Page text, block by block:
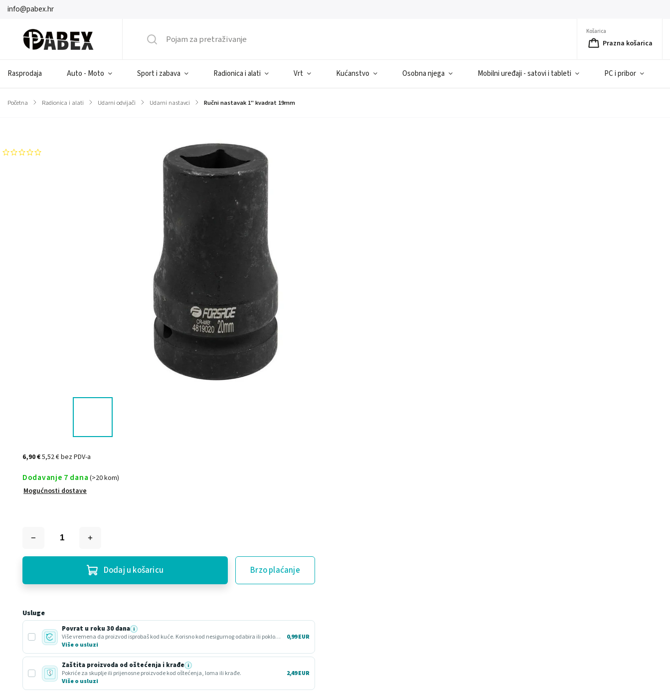
info@pabex.hr
Košarica
Prazna košarica
Rasprodaja Auto - Moto Sport i zabava Radionica i alati Vrt Kućanstvo Osobna njega Mobilni uređaji - satovi i tableti PC i pribor
Početna / Radionica i alati / Udarni odvijači / Udarni nastavci / Ručni nastavak 1" kvadrat 19mm
6,90 €5,52 € bez PDV-a
Dodavanje 7 dana (>20 kom)
Mogućnosti dostave
Dodaj u košaricu Brzo plaćanje
Usluge
Povrat u roku 30 dana i
Više vremena da proizvod isprobaš kod kuće. Korisno kod nesigurnog odabira ili poklona.
Više o usluzi
0,99 EUR
Zaštita proizvoda od oštećenja i krađe i
Pokriće za skuplje ili prijenosne proizvode kod oštećenja, loma ili krađe.
Više o usluzi
2,49 EUR